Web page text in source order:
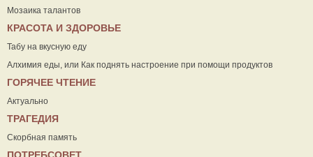
Мозаика талантов
КРАСОТА И ЗДОРОВЬЕ
Табу на вкусную еду
Алхимия еды, или Как поднять настроение при помощи продуктов
ГОРЯЧЕЕ ЧТЕНИЕ
Актуально
ТРАГЕДИЯ
Скорбная память